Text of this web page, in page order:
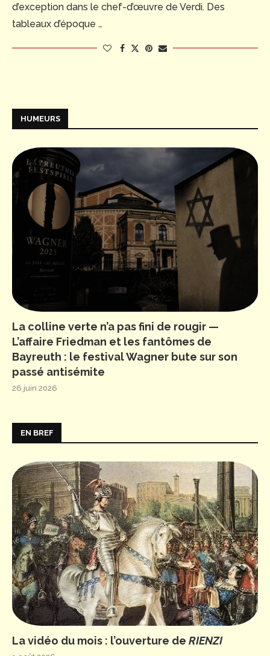
d’exception dans le chef-d’œuvre de Verdi. Des
tableaux d’époque …
HUMEURS
La colline verte n’a pas fini de rougir —
L’affaire Friedman et les fantômes de
Bayreuth : le festival Wagner bute sur son
passé antisémite
26 juin 2026
EN BREF
La vidéo du mois : l’ouverture de RIENZI